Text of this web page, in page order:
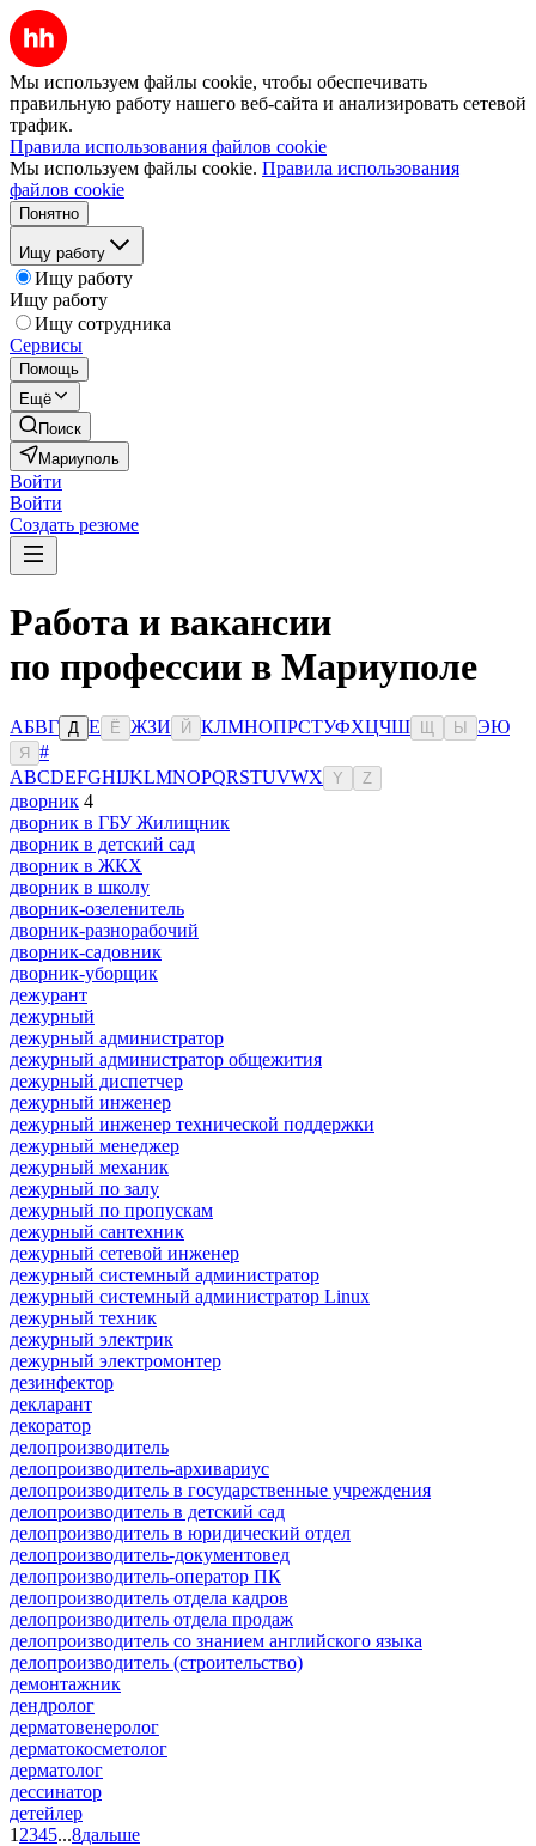
Мы используем файлы cookie, чтобы обеспечивать
правильную работу нашего веб-сайта и анализировать сетевой
трафик.
Правила использования файлов cookie
Мы используем файлы cookie. Правила использования
файлов cookie
Понятно
Ищу работу
Ищу работу
Ищу работу
Ищу сотрудника
Сервисы
Помощь
Ещё
Поиск
Мариуполь
Войти
Войти
Создать резюме
Работа и вакансии
по профессии в Мариуполе
АБВГ Д Е Ё ЖЗИ Й КЛМНОПРСТУФХЦЧШ Ы ЭЮ
Я
#
ABCDEFGHIJKLMNOPQRSTUVWX Y Z
дворник 4
дворник в ГБУ Жилищник
дворник в детский сад
дворник в ЖКХ
дворник в школу
дворник-озеленитель
дворник-разнорабочий
дворник-садовник
дворник-уборщик
дежурант
дежурный
дежурный администратор
дежурный администратор общежития
дежурный диспетчер
дежурный инженер
дежурный инженер технической поддержки
дежурный менеджер
дежурный механик
дежурный по залу
дежурный по пропускам
дежурный сантехник
дежурный сетевой инженер
дежурный системный администратор
дежурный системный администратор Linux
дежурный техник
дежурный электрик
дежурный электромонтер
дезинфектор
декларант
декоратор
делопроизводитель
делопроизводитель-архивариус
делопроизводитель в государственные учреждения
делопроизводитель в детский сад
делопроизводитель в юридический отдел
делопроизводитель-документовед
делопроизводитель-оператор ПК
делопроизводитель отдела кадров
делопроизводитель отдела продаж
делопроизводитель со знанием английского языка
делопроизводитель (строительство)
демонтажник
дендролог
дерматовенеролог
дерматокосметолог
дерматолог
дессинатор
детейлер
1 2345...8дальше